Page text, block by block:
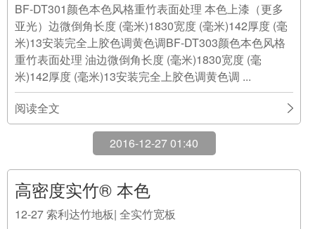
BF-DT301颜色本色风格重竹表面处理 本色上漆（更多
亚光）边微倒角长度 (毫米)1830宽度 (毫米)142厚度 (毫
米)13安装完全上胶色调黄色调BF-DT303颜色本色风格
重竹表面处理 油边微倒角长度 (毫米)1830宽度 (毫
米)142厚度 (毫米)13安装完全上胶色调黄色调 ...
阅读全文
2016-12-27 01:40
高密度实竹® 本色
12-27索利达竹地板| 全实竹宽板